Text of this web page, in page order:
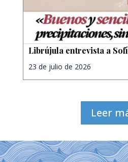
Librújula entrevista a
23 de julio de 2026
Leer